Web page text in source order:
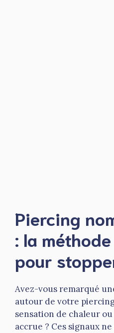
Piercing
: la
pour
Avez-vous remarqué
autour de votre
sensation de chaleur
accrue ? Ces signaux